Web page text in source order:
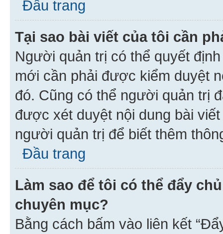
Đầu trang
Tại sao bài viết của tôi cần
Người quản trị có thể quyết
mới cần phải được kiểm duyệt
đó. Cũng có thể người quản trị
được xét duyệt nội dung bài
người quản trị để biết thêm
Đầu trang
Làm sao để tôi có thể đẩy
chuyên mục?
Bằng cách bấm vào liên kết